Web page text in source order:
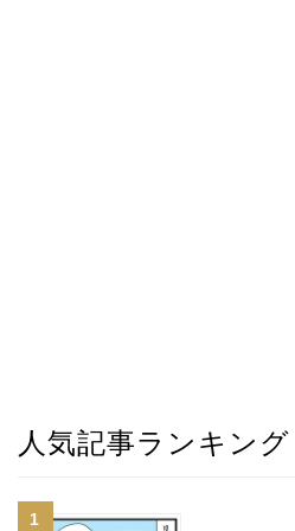
人気記事ランキング